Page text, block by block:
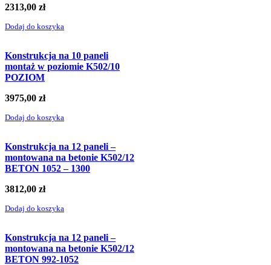
2313,00 zł
Dodaj do koszyka
Konstrukcja na 10 paneli
montaż w poziomie K502/10
POZIOM
3975,00 zł
Dodaj do koszyka
Konstrukcja na 12 paneli –
montowana na betonie K502/12
BETON 1052 – 1300
3812,00 zł
Dodaj do koszyka
Konstrukcja na 12 paneli –
montowana na betonie K502/12
BETON 992-1052